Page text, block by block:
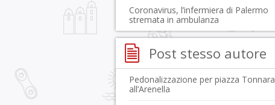
Coronavirus, l’infermiera di Palermo
stremata in ambulanza
Post stesso autore
Pedonalizzazione per piazza Tonnara
all’Arenella